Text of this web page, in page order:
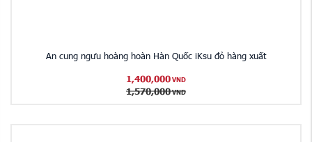
An cung ngưu hoàng hoàn Hàn Quốc iKsu đỏ hàng xuất
1,400,000 VND
1,570,000 VND